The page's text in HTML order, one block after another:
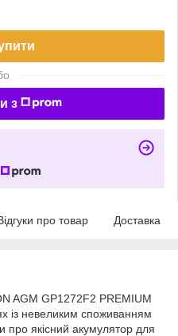
з
про товар Доставка
AGM GP1272F2 PREMIUM
із невеликим споживанням
про якісний акумулятор для